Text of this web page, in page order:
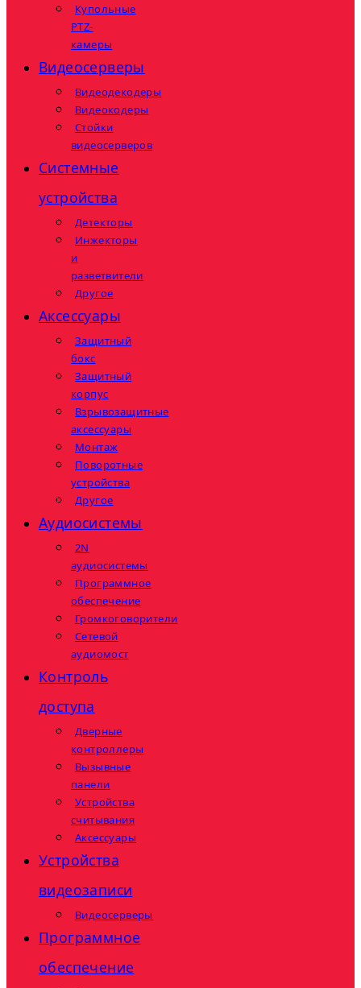
Купольные
PTZ-
камеры
Видеосерверы
Видеодекодеры
Видеокодеры
Стойки
видеосерверов
Системные
устройства
Детекторы
Инжекторы
и
разветвители
Другое
Аксессуары
Защитный
бокс
Защитный
корпус
Взрывозащитные
аксессуары
Монтаж
Поворотные
устройства
Другое
Аудиосистемы
2N
аудиосистемы
Программное
обеспечение
Громкоговорители
Сетевой
аудиомост
Контроль
доступа
Дверные
контроллеры
Вызывные
панели
Устройства
считывания
Аксессуары
Устройства
видеозаписи
Видеосерверы
Программное
обеспечение